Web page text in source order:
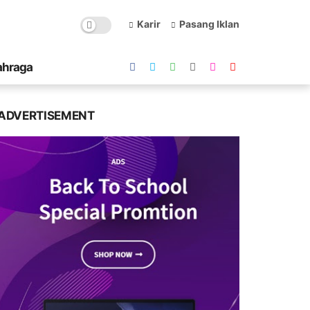
Karir Pasang Iklan